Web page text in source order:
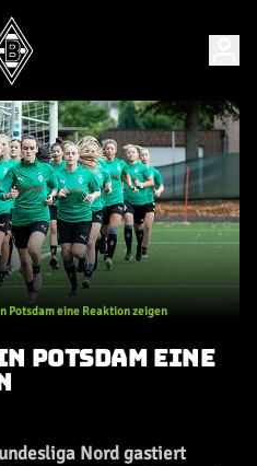
Potsdam eine Reaktion zeigen
POTSDAM EINE
Nord gastiert